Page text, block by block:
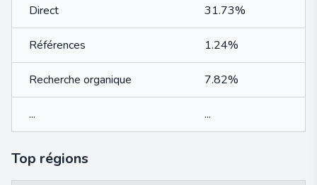
Direct 31.73%
Références 1.24%
Recherche organique 7.82%
... ...
Top régions